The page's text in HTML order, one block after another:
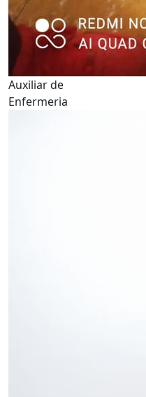
Auxiliar de
Enfermeria